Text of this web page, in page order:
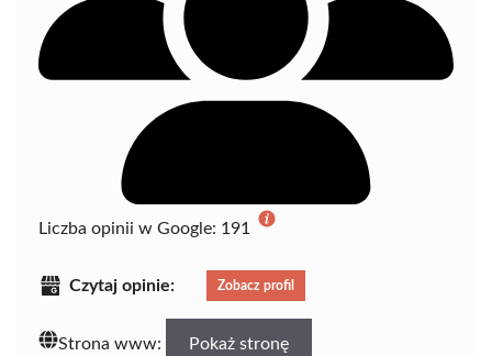
Liczba opinii w Google: 191
Czytaj opinie: Zobacz profil
Strona www: Pokaż stronę